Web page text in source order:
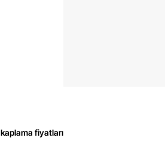
fiyatları